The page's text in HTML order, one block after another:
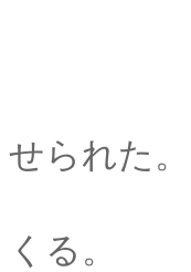
「我
うーん
せられた。
敷布の
くる。